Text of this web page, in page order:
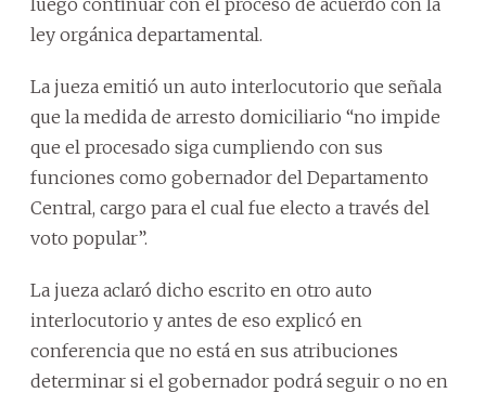
luego continuar con el proceso de acuerdo con la
ley orgánica departamental.
La jueza emitió un auto interlocutorio que señala
que la medida de arresto domiciliario “no impide
que el procesado siga cumpliendo con sus
funciones como gobernador del Departamento
Central, cargo para el cual fue electo a través del
voto popular”.
La jueza aclaró dicho escrito en otro auto
interlocutorio y antes de eso explicó en
conferencia que no está en sus atribuciones
determinar si el gobernador podrá seguir o no en